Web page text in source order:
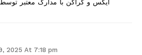
ایکس و کراکن با مدارک معتبر
2025 At 7:18 pm